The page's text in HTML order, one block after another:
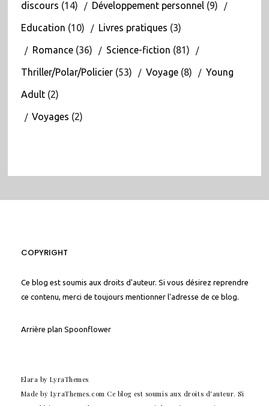
discours (14) Développement personnel(9)
Education (10) Livres pratiques (3)
Romance(36) Science-fiction (81)
Thriller/Polar/Policier(53) Voyage(8) Young
Adult(2)
Voyages (2)
COPYRIGHT
Ce blog est soumis aux droits d'auteur. Si vous désirez reprendre
ce contenu, merci de toujours mentionner l'adresse de ce blog.
Arrière plan Spoonflower
Elara by LyraThemes
Made by LyraThemes.com Ce blog est soumis aux droits d'auteur. Si